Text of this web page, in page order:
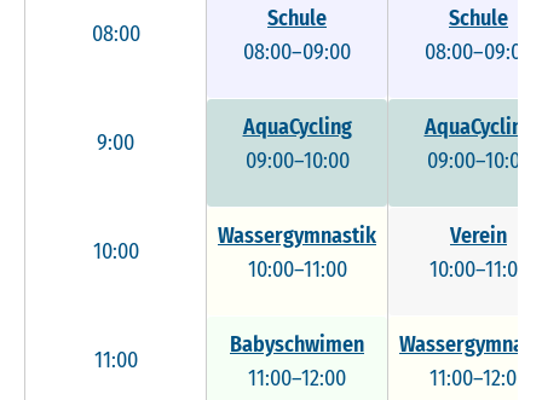
08:00
9:00
10:00
11:00
Schule
08:00–09:00
AquaCycling
09:00–10:00
Wassergymnastik
10:00–11:00
Babyschwimen
11:00–12:00
Schule
08:00–09:00
AquaCycling
09:00–10:00
Verein
10:00–11:00
11:00–12:00